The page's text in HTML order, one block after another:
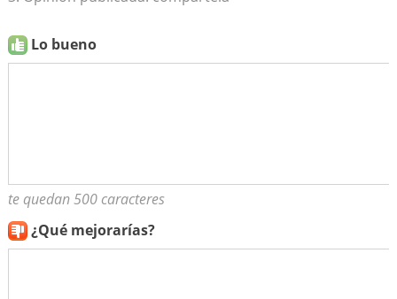
Lo bueno
te quedan 500 caracteres
¿Qué mejorarías?